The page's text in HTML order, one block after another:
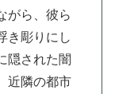
がら、彼ら
き彫りにし
隠された闇
近隣の都市